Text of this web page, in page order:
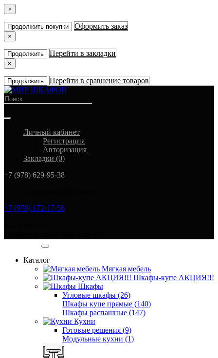
×
Продолжить покупки Оформить заказ
×
Продолжить Перейти в закладки
×
Продолжить Перейти в сравнение товаров
Личный кабинет
Регистрация
Авторизация
Закладки (0)
+7 (978) 629-95-38
+7 (978) 172-17-56
Каталог
Мягкая мебель
Шкафы-купе АКЦИЯ!!!
Шкафы
Угловые шкафы (26)
Шкафы купе прямые (140)
Шкафы распашные (147)
Кухни
Готовые решения (9)
Модульные кухни (1)